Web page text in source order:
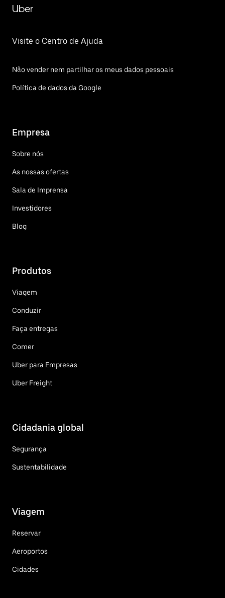
Uber
Visite o Centro de Ajuda
Não vender nem partilhar os meus dados pessoais
Política de dados da Google
Empresa
Sobre nós
As nossas ofertas
Sala de Imprensa
Investidores
Blog
Produtos
Viagem
Conduzir
Faça entregas
Comer
Uber para Empresas
Uber Freight
Cidadania global
Segurança
Sustentabilidade
Viagem
Reservar
Aeroportos
Cidades